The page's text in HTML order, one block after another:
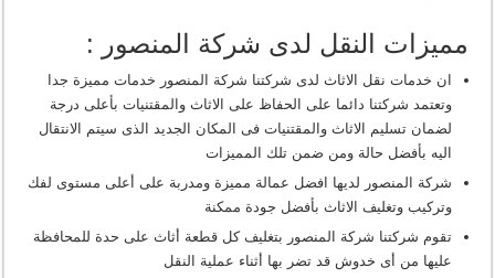
مميزات النقل لدى شركة المنصور :
ان خدمات نقل الاثاث لدى شركتنا شركة المنصور خدمات مميزة جدا
وتعتمد شركتنا دائما على الحفاظ على الاثاث والمقتنيات بأعلى درجة
لضمان تسليم الاثاث والمقتنيات فى المكان الجديد الذى سيتم الانتقال
اليه بأفضل حالة ومن ضمن تلك المميزات
شركة المنصور لديها افضل عمالة مميزة ومدربة على أعلى مستوى لفك
وتركيب وتغليف الاثاث بأفضل جودة ممكنة
تقوم شركتنا شركة المنصور بتغليف كل قطعة أثاث على حدة للمحافظة
عليها من أى خدوش قد تضر بها أثناء عملية النقل